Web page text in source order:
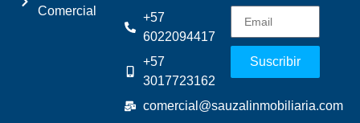
Comercial
+57
6022094417
+57
3017723162
comercial@sauzalinmobiliaria.com
Suscribir